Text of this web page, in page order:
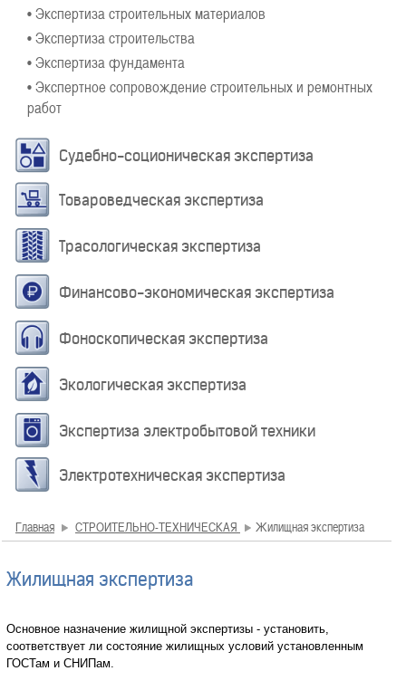
• Экспертиза строительных материалов
• Экспертиза строительства
• Экспертиза фундамента
• Экспертное сопровождение строительных и ремонтных
работ
Судебно-соционическая экспертиза
Товароведческая экспертиза
Трасологическая экспертиза
Финансово-экономическая экспертиза
Фоноскопическая экспертиза
Экологическая экспертиза
Экспертиза электробытовой техники
Электротехническая экспертиза
Главная СТРОИТЕЛЬНО-ТЕХНИЧЕСКАЯ Жилищная экспертиза
Жилищная экспертиза
Основное назначение жилищной экспертизы - установить,
соответствует ли состояние жилищных условий установленным
ГОСТам и СНИПам.